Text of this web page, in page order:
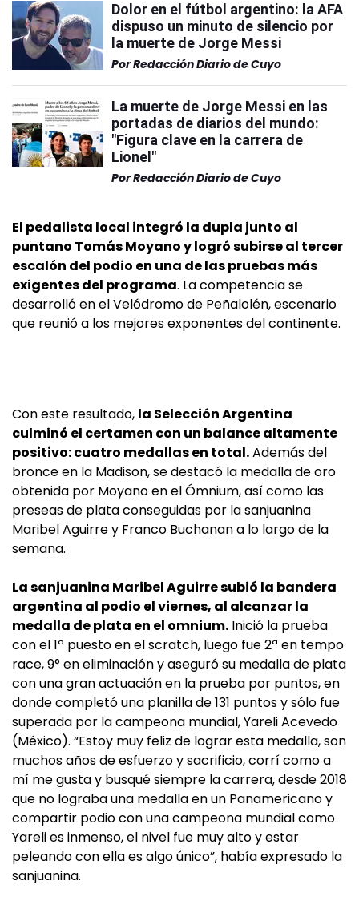
Dolor en el fútbol argentino: la AFA
dispuso un minuto de silencio por
la muerte de Jorge Messi
PorRedacción Diario de Cuyo
La muerte de Jorge Messi en las
portadas de diarios del mundo:
"Figura clave en la carrera de
Lionel"
PorRedacción Diario de Cuyo
El pedalista local integró la dupla junto al
puntano Tomás Moyano y logró subirse al tercer
escalón del podio en una de las pruebas más
exigentes del programa. La competencia se
desarrolló en el Velódromo de Peñalolén, escenario
que reunió a los mejores exponentes del continente.
Con este resultado, la Selección Argentina
culminó el certamen con un balance altamente
positivo: cuatro medallas en total.Además del
bronce en la Madison, se destacó la medalla de oro
obtenida por Moyano en el Ómnium, así como las
preseas de plata conseguidas por la sanjuanina
Maribel Aguirre y Franco Buchanan a lo largo de la
semana.
La sanjuanina Maribel Aguirre subió la bandera
argentina al podio el viernes, al alcanzar la
medalla de plata en el omnium. Inició la prueba
con el 1º puesto en el scratch, luego fue 2ª en tempo
race, 9° en eliminación y aseguró su medalla de plata
con una gran actuación en la prueba por puntos, en
donde completó una planilla de 131 puntos y sólo fue
superada por la campeona mundial, Yareli Acevedo
(México). “Estoy muy feliz de lograr esta medalla, son
muchos años de esfuerzo y sacrificio, corrí como a
mí me gusta y busqué siempre la carrera, desde 2018
que no lograba una medalla en un Panamericano y
compartir podio con una campeona mundial como
Yareli es inmenso, el nivel fue muy alto y estar
peleando con ella es algo único”, había expresado la
sanjuanina.